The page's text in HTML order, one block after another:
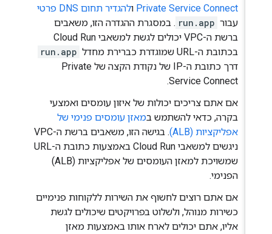
Private Service Connectולהגדיר תחום DNS פרטי
עבור run.app . במסגרת ההגדרה הזו, משאבים
ברשת ה-VPC יכולים לגשת למשאבי Cloud Run
בכתובת ה-URL שמוגדרת כברירת מחדל
run.app
דרך כתובת ה-IP של נקודת הקצה של Private
Service Connect.
אם אתם צריכים יכולות של איזון עומסים ואמצעי
בקרה, כדאי להשתמש במאזן עומסים פנימי של
אפליקציות (ALB)
. בגישה הזו, משאבים ברשת ה-VPC
ניגשים למשאבי Cloud Run באמצעות כתובת ה-URL
שמשויכת למאזן העומסים של אפליקציות (ALB)
הפנימי.
אם אתם רוצים לחשוף את השירות ללקוחות פנימיים
כשירות מנוהל, ולשלוט בפרויקטים שיכולים לגשת
אליו, אתם יכולים לארח אותו באמצעות מאזן